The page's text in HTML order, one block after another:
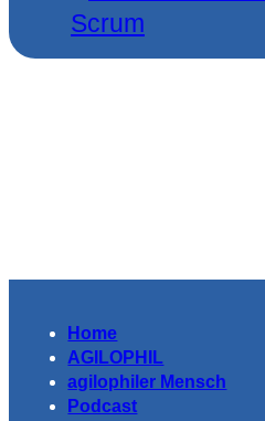
Home
AGILOPHIL
agilophiler Mensch
Podcast